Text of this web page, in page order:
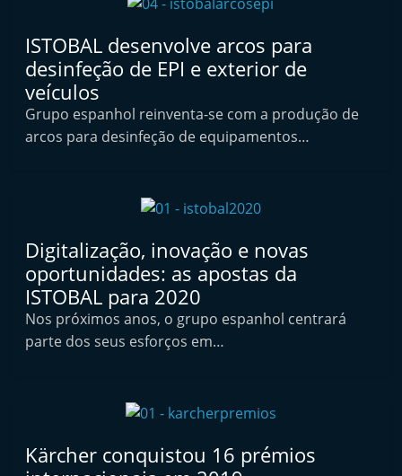
e
p
e
d
e
e
d
o
A
f
t
m
r
ISTOBAL desenvolve arcos para
desinfeção de EPI e exterior de
veículos
Grupo espanhol reinventa-se com a produção de
arcos para desinfeção de equipamentos…
Digitalização, inovação e novas
oportunidades: as apostas da
ISTOBAL para 2020
Nos próximos anos, o grupo espanhol centrará
parte dos seus esforços em…
Kärcher conquistou 16 prémios